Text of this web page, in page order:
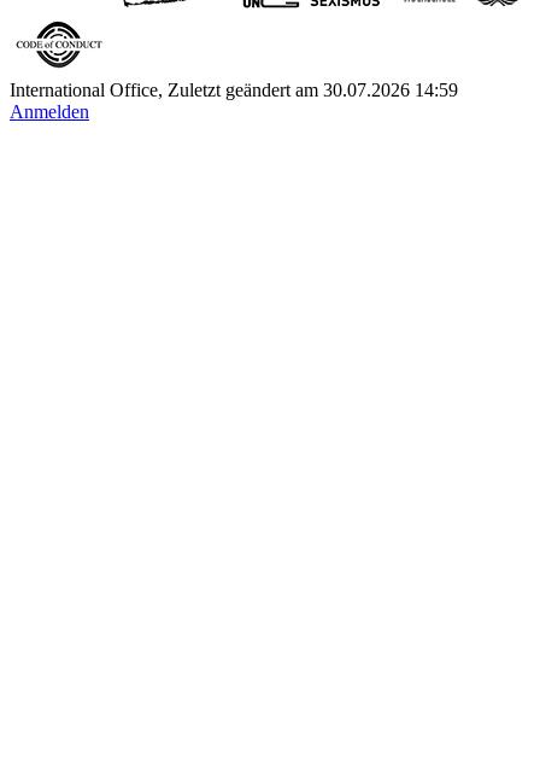
International Office, Zuletzt geändert am 30.07.2026 14:59
Anmelden